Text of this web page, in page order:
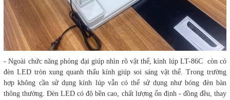
- Ngoài chức năng phóng đại giúp nhìn rõ vật thể, kính lúp LT-86C còn có
đèn LED tròn xung quanh thấu kính giúp soi sáng vật thể. Trong trường
hợp không cần sử dụng kính lúp vẫn có thể sử dụng như bóng đèn bàn
thông thường. Đèn LED có độ bền cao, chất lượng ổn định - đồng đều, thay